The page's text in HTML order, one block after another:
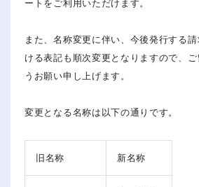
ートをご利用いただけます。
また、名称変更に伴い、今後発行する
ける表記も順次変更となりますので、
うお願い申し上げます。
変更となる名称は以下の通りです。
旧名称 新名称